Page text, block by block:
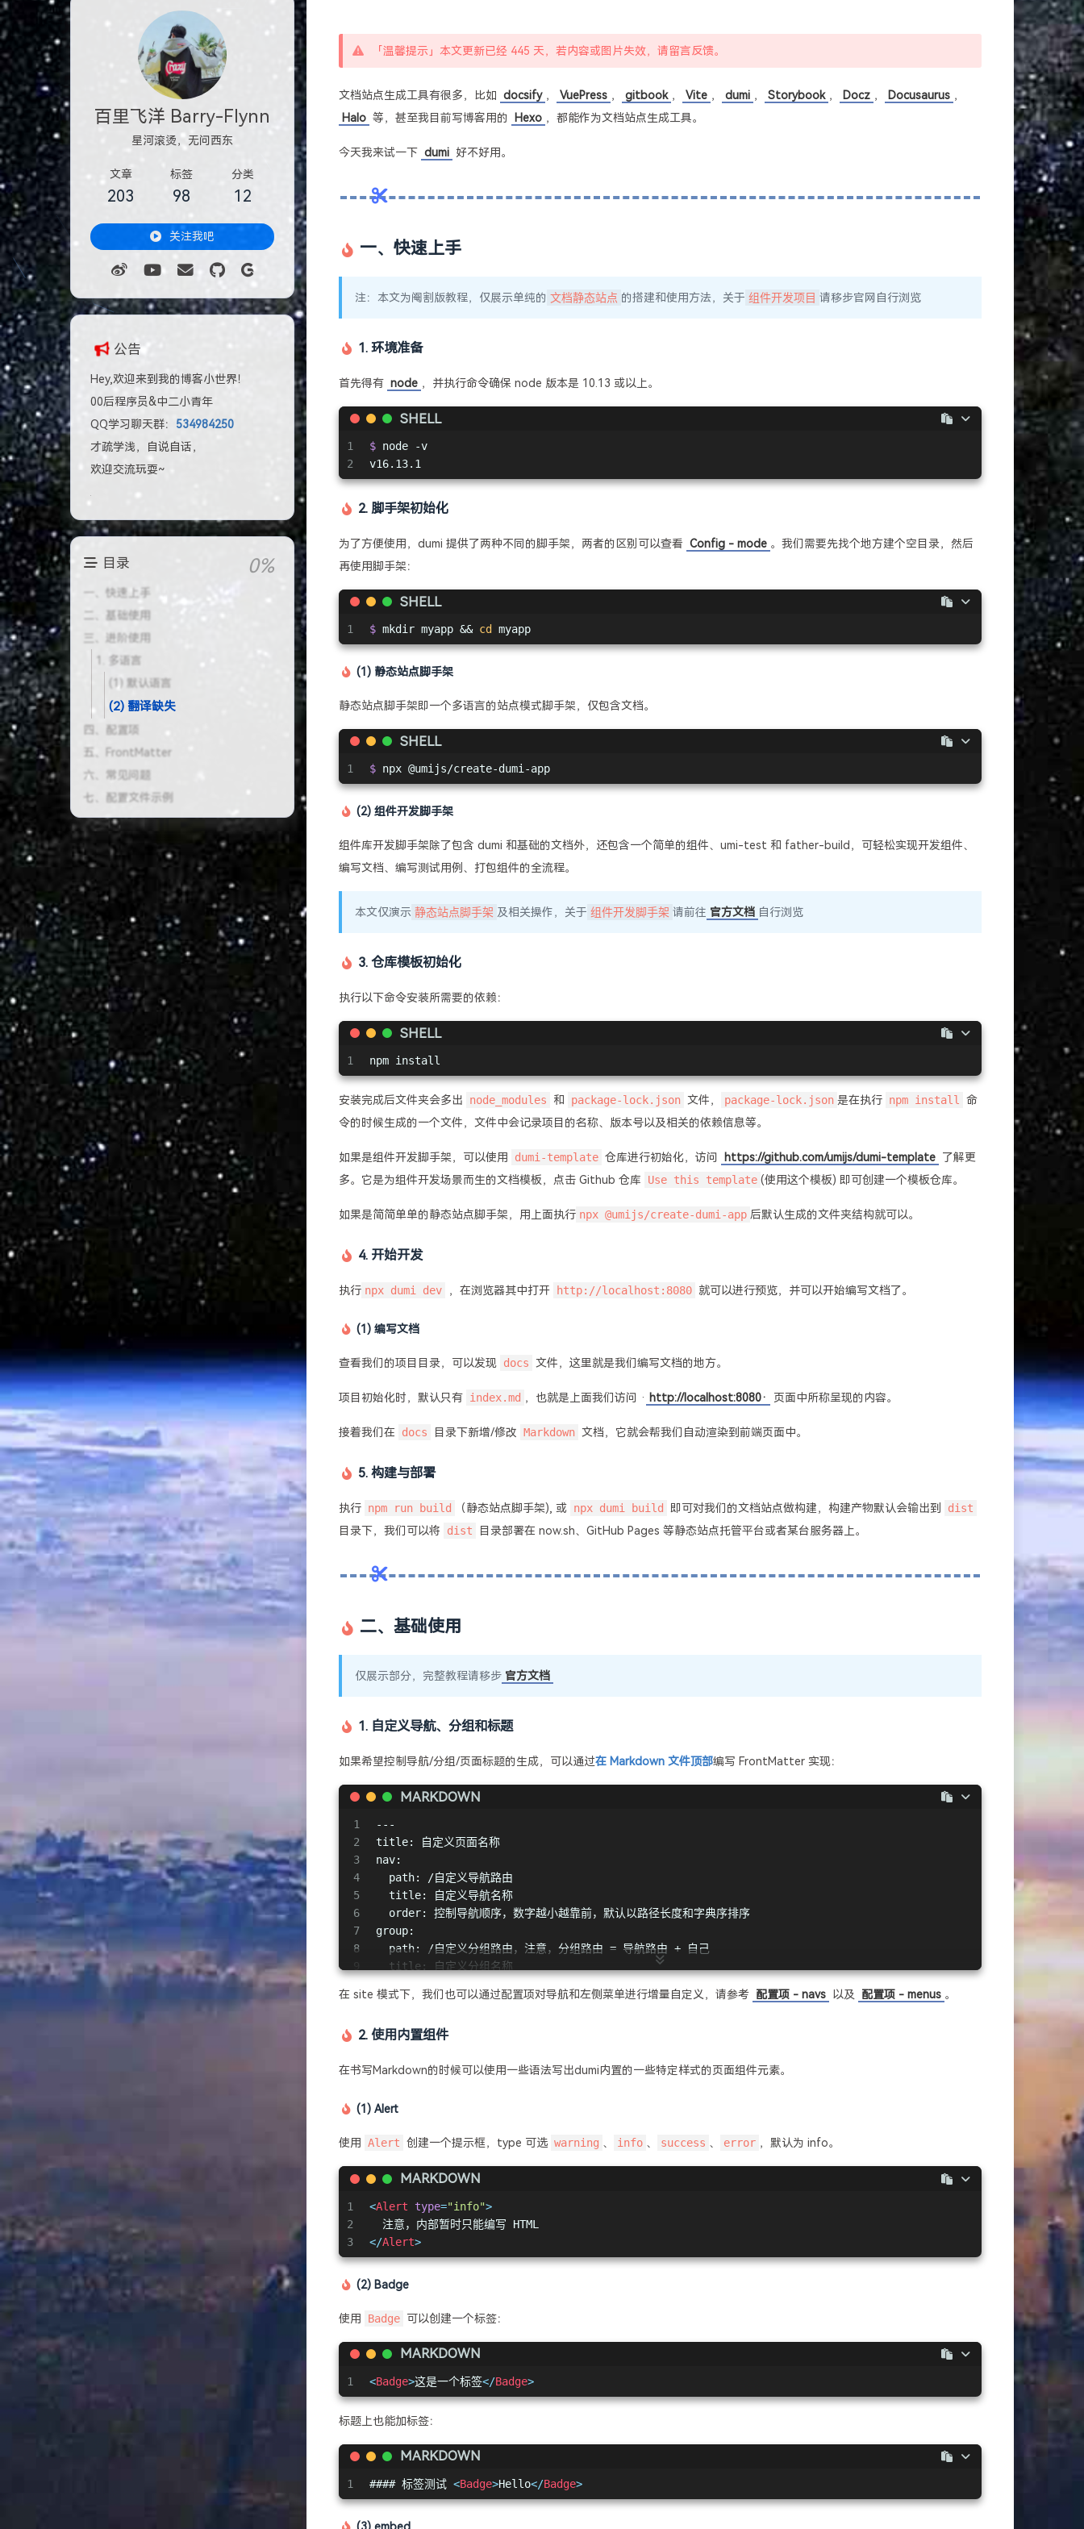
「温馨提示」本文更新已经 445 天，若内容或图片失效，请留言反馈。
文档站点生成工具有很多，比如 docsify ， VuePress ， gitbook ， Vite ， dumi ， Storybook ， Docz ， Docusaurus ，
Halo 等，甚至我目前写博客用的 Hexo ，都能作为文档站点生成工具。
今天我来试一下 dumi 好不好用。
一、快速上手
注：本文为阉割版教程，仅展示单纯的 文档静态站点 的搭建和使用方法，关于 组件开发项目 请移步官网自行浏览
1. 环境准备
首先得有 node ，并执行命令确保 node 版本是 10.13 或以上。
SHELL
1
2
$ node -v
v16.13.1
2. 脚手架初始化
为了方便使用，dumi 提供了两种不同的脚手架，两者的区别可以查看 Config - mode 。我们需要先找个地方建个空目录，然后
再使用脚手架：
SHELL
1 $ mkdir myapp && cd myapp
(1) 静态站点脚手架
静态站点脚手架即一个多语言的站点模式脚手架，仅包含文档。
SHELL
1 $ npx @umijs/create-dumi-app
(2) 组件开发脚手架
组件库开发脚手架除了包含 dumi 和基础的文档外，还包含一个简单的组件、umi-test 和 father-build，可轻松实现开发组件、
编写文档、编写测试用例、打包组件的全流程。
本文仅演示 静态站点脚手架 及相关操作，关于 组件开发脚手架 请前往 官方文档 自行浏览
3. 仓库模板初始化
执行以下命令安装所需要的依赖：
SHELL
1 npm install
安装完成后文件夹会多出 node_modules 和 package-lock.json 文件， package-lock.json 是在执行 npm install 命
令的时候生成的一个文件，文件中会记录项目的名称、版本号以及相关的依赖信息等。
如果是组件开发脚手架，可以使用 dumi-template 仓库进行初始化，访问 https://github.com/umijs/dumi-template 了解更
多。它是为组件开发场景而生的文档模板，点击 Github 仓库
Use this template (使用这个模板) 即可创建一个模板仓库。
如果是简简单单的静态站点脚手架，用上面执行 npx @umijs/create-dumi-app 后默认生成的文件夹结构就可以。
4. 开始开发
执行 npx dumi dev ，在浏览器其中打开 http://localhost:8080 就可以进行预览，并可以开始编写文档了。
(1) 编写文档
查看我们的项目目录，可以发现 docs 文件，这里就是我们编写文档的地方。
项目初始化时，默认只有 index.md ，也就是上面我们访问 · http://localhost:8080· 页面中所称呈现的内容。
接着我们在 docs 目录下新增/修改 Markdown 文档，它就会帮我们自动渲染到前端页面中。
5. 构建与部署
执行 npm run build （静态站点脚手架), 或 npx dumi build 即可对我们的文档站点做构建，构建产物默认会输出到
dist
目录下，我们可以将
dist 目录部署在 now.sh、GitHub Pages 等静态站点托管平台或者某台服务器上。
二、基础使用
仅展示部分，完整教程请移步 官方文档
1. 自定义导航、分组和标题
如果希望控制导航/分组/页面标题的生成，可以通过在 Markdown 文件顶部编写 FrontMatter 实现：
MARKDOWN
1
2
3
4
5
6
7
8
11
---
title: 自定义页面名称
nav:
  path: /自定义导航路由
  title: 自定义导航名称
  order: 控制导航顺序，数字越小越靠前，默认以路径长度和字典序排序
group:
  path: /自定义分组路由，注意，分组路由 = 导航路由 + 自己
  title: 自定义分组名称
---
在 site 模式下，我们也可以通过配置项对导航和左侧菜单进行增量自定义，请参考 配置项 - navs 以及 配置项 - menus 。
2. 使用内置组件
在书写Markdown的时候可以使用一些语法写出dumi内置的一些特定样式的页面组件元素。
(1) Alert
使用 Alert 创建一个提示框，type 可选 warning 、 info 、 success 、 error ，默认为 info。
MARKDOWN
1
2
3
<Alert type="info">
  注意，内部暂时只能编写 HTML
</Alert>
(2) Badge
使用 Badge 可以创建一个标签：
MARKDOWN
1 <Badge>这是一个标签</Badge>
标题上也能加标签：
MARKDOWN
1 #### 标签测试 <Badge>Hello</Badge>
(3) embed
百里飞洋 Barry-Flynn
星河滚烫，无问西东
文章
203
标签
98
分类
12
关注我吧
公告
Hey,欢迎来到我的博客小世界！
00后程序员&中二小青年
QQ学习聊天群： 534984250
才疏学浅，自说自话，
欢迎交流玩耍~
目录
一、快速上手
二、基础使用
三、进阶使用
1. 多语言
(1) 默认语言
(2) 翻译缺失
四、配置项
五、FrontMatter
六、常见问题
七、配置文件示例